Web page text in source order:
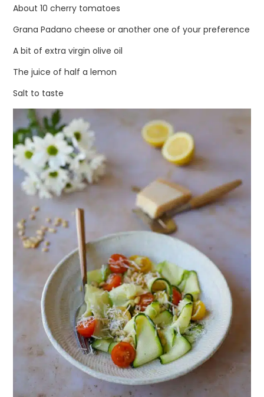
About 10 cherry tomatoes
Grana Padano cheese or another one of your preference
A bit of extra virgin olive oil
The juice of half a lemon
Salt to taste